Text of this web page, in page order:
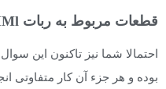
قطعات مربوط به ربات IMl
احتمالا شما نیز تاکنون این
بوده و هر جزء آن کار متفاوتی